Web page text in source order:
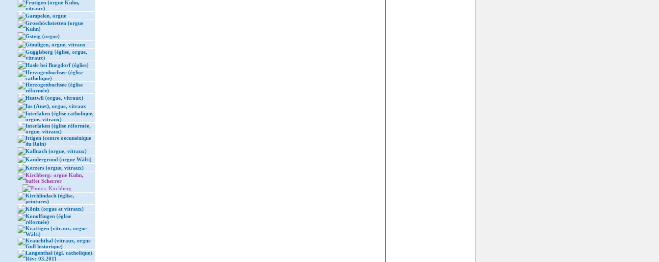
Frutigen (orgue Kuhn,
vitraux)
Gampelen, orgue
Grosshöchstetten (orgue
Kuhn)
Gsteig (orgue)
Gümligen, orgue, vitraux
Guggisberg (église, orgue,
vitraux)
Hasle bei Burgdorf (église)
Herzogenbuchsee (église
catholique)
Herzogenbuchsee (église
réformée)
Huttwil (orgue, vitraux)
Ins (Anet), orgue, vitraux
Interlaken (église catholique,
orgue, vitraux)
Interlaken (église réformée,
orgue, vitraux)
Ittigen (centre oecuménique
du Rain)
Kallnach (orgue, vitraux)
Kandergrund (orgue Wälti)
Kerzers (orgue, vitraux)
Kirchberg: orgue Kuhn,
buffet Scherrer
Photos: Kirchberg
Kirchlindach (église,
peintures)
Köniz (orgue et vitraux)
Konolfingen (église
réformée)
Krattigen (vitraux, orgue
Wälti)
Krauchthal (vitraux, orgue
Goll historique)
Langenthal (égl. catholique).
Rév: 03.2011